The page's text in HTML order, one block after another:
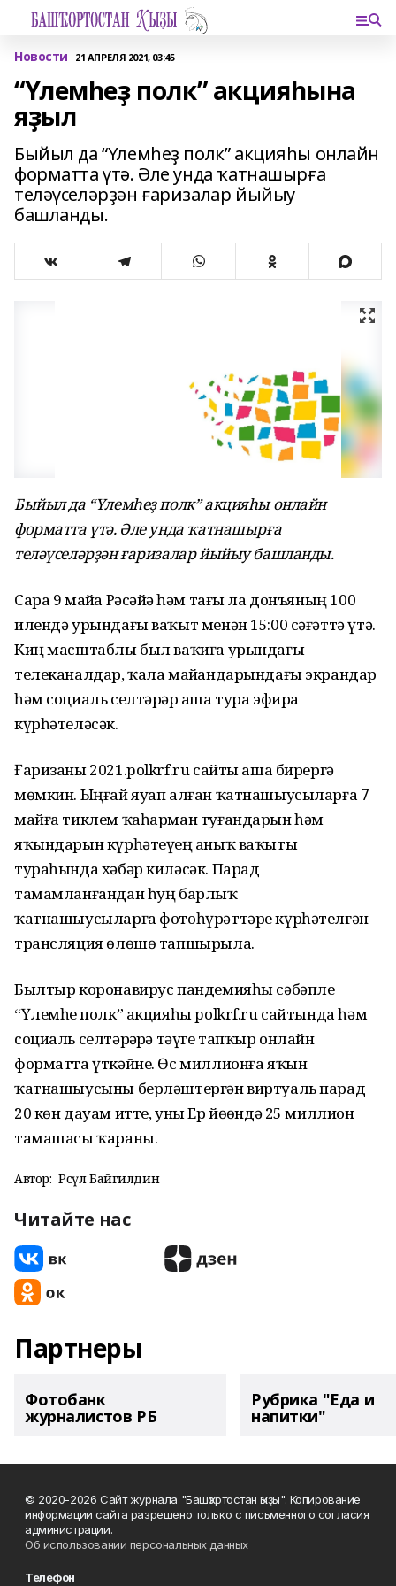
Новости 21 АПРЕЛЯ 2021, 03:45
“Үлемһеҙ полк” акцияһына
яҙыл
Быйыл да “Үлемһеҙ полк” акцияһы онлайн
форматта үтә. Әле унда ҡатнашырға
теләүселәрҙән ғаризалар йыйыу
башланды.
Быйыл да “Үлемһеҙ полк” акцияһы онлайн
форматта үтә. Әле унда ҡатнашырға
теләүселәрҙән ғаризалар йыйыу башланды.
Сара 9 майҙа Рәсәйҙә һәм тағы ла донъяның 100
илендә урындағы ваҡыт менән 15:00 сәғәттә үтә.
Киң масштаблы был ваҡиға урындағы
телеканалдар, ҡала майҙандарындағы экрандар
һәм социаль селтәрҙәр аша тура эфирҙа
күрһәтеләсәк.
Ғаризаны 2021.polkrf.ru сайты аша бирергә
мөмкин. Ыңғай яуап алған ҡатнашыусыларға 7
майға тиклем ҡаһарман туғандарын һәм
яҡындарын күрһәтеүҙең аныҡ ваҡыты
тураһында хәбәр киләсәк. Парад
тамамланғандан һуң барлыҡ
ҡатнашыусыларға фотоһүрәттәре күрһәтелгән
трансляция өлөшө тапшырыла.
Былтыр коронавирус пандемияһы сәбәпле
“Үлемһеҙ полк” акцияһы polkrf.ru сайтында һәм
социаль селтәрҙәрҙә тәүге тапҡыр онлайн
форматта үткәйне. Өс миллионға яҡын
ҡатнашыусыны берләштергән виртуаль парад
20 көн дауам итте, уны Ер йөҙөндә 25 миллион
тамашасы ҡараны.
Автор: Рәсүл Байгилдин
Читайте нас
Партнеры
Фотобанк
журналистов РБ
Рубрика "Еда и
напитки"
© 2020-2026 Сайт журнала "Башҡортостан ҡыҙы". Копирование
информации сайта разрешено только с письменного согласия
администрации.
Об использовании персональных данных
Телефон